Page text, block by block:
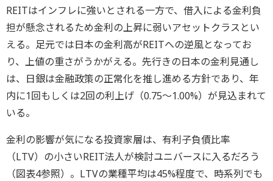
REITはインフレに強いとされる一方で、借入による金利負
担が懸念されるため金利の上昇に弱いアセットクラスとい
える。足元では日本の金利高がREITへの逆風となってお
り、上値の重さがうかがえる。先行きの日本の金利見通し
は、日銀は金融政策の正常化を推し進める方針であり、年
内に1回もしくは2回の利上げ（0.75～1.00%）が見込まれて
いる。
金利の影響が気になる投資家層は、有利子負債比率
（LTV）の小さいREIT法人が検討ユニバースに入るだろう
（図表4参照）。LTVの業種平均は45%程度で、時系列でも